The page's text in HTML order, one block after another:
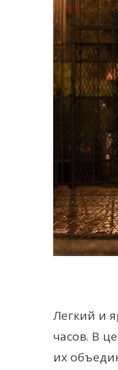
Легкий и
часов. В
их